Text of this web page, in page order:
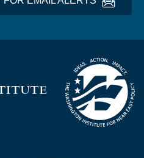
Homepage